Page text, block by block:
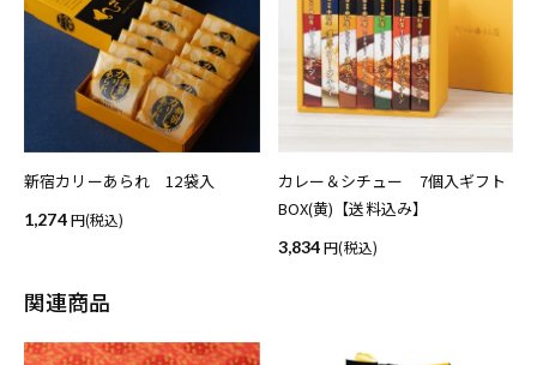
新宿カリーあられ 12袋入
1,274 (税込)
カレー＆シチュー 7個入ギフト
BOX(黄)【送料込み】
3,834 (税込)
関連商品